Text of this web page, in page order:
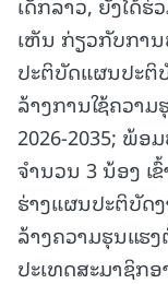
ເຫັນ ກ່ຽວກັບກາ
ປະຕິບັດແຜນປະຕິ
ລ້າງການໃຊ້ຄວາມ
2026-2035; ພ້ອ
ຈໍານວນ 3 ນ້ອງ ເ
ຮ່າງແຜນປະຕິບັດ
ລ້າງຄວາມຮຸນແຮ
ປະເທດສະມາຊິກອ